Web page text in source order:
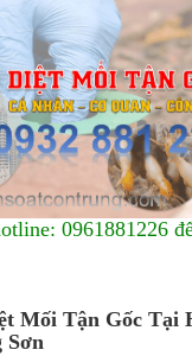
0961881226
Mối Tận Gốc Tại
Sơn